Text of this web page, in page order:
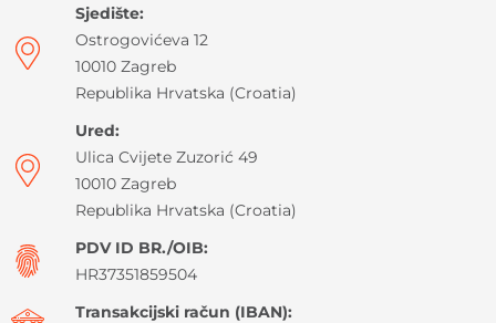
Sjedište:
Ostrogovićeva 12
10010 Zagreb
Republika Hrvatska (Croatia)
Ured:
Ulica Cvijete Zuzorić 49
10010 Zagreb
Republika Hrvatska (Croatia)
PDV ID BR./OIB:
HR37351859504
Transakcijski račun (IBAN):